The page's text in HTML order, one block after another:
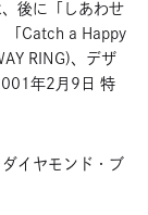
後に「しあわせ
「Catch a Happy
RING)、デザ
年2月9日 特
イヤモンド・ブ